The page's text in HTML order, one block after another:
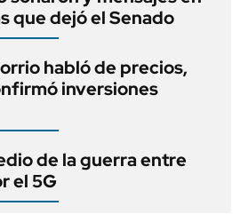
que dejó el Senado
habló de precios,
inversiones
de la guerra entre
el 5G